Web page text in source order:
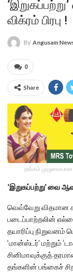
விக்ரம் பிரபு !
By Angusam
0
Share
தங்கம் முழுமையான
‘இறுகப்பற்று’ வை
வெவ்வேறு
படைப்பாற்றலின்
தயாரிப்பு நிறுவனம்
‘மான்ஸ்டர்’ மற்றும்
சினிமாவுக்குத்
தங்களின் பங்கைச்